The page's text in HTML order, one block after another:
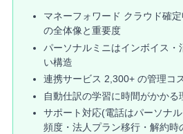
マネーフォワード クラウド確
の全体像と重要度
パーソナルミニはインボイス・
い構造
連携サービス 2,300+ の管理コ
自動仕訳の学習に時間がかかる
サポート対応(電話はパーソナ
頻度・法人プラン移行・解約時